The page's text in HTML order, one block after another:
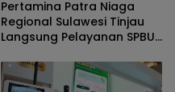
Pertamina Patra Niaga
Regional Sulawesi Tinjau
Langsung Pelayanan SPBU
Distribusi Biosolar Berjalan
Optimal